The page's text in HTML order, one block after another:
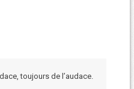
toujours de l’audace.